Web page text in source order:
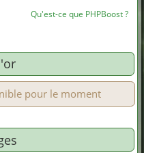
Qu'est-ce que PHPBoost ?
pour le moment